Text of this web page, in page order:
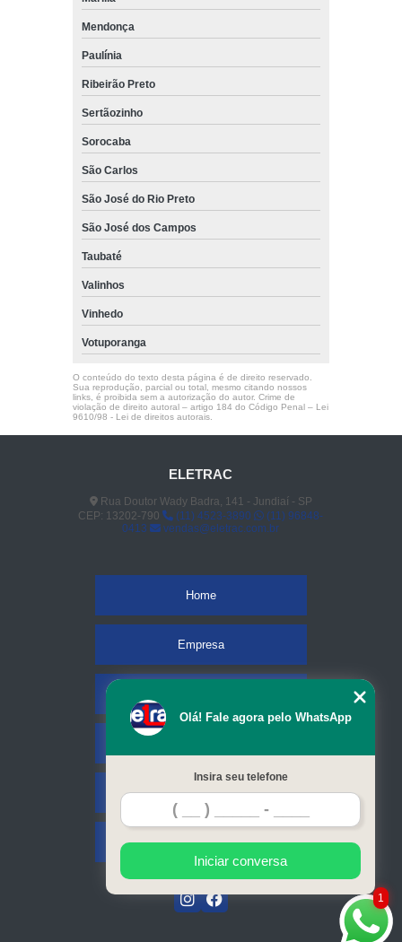
Mendonça
Paulínia
Ribeirão Preto
Sertãozinho
Sorocaba
São Carlos
São José do Rio Preto
São José dos Campos
Taubaté
Valinhos
Vinhedo
Votuporanga
O conteúdo do texto desta página é de direito reservado.
Sua reprodução, parcial ou total, mesmo citando nossos
links, é proibida sem a autorização do autor. Crime de
violação de direito autoral – artigo 184 do Código Penal – Lei
9610/98 - Lei de direitos autorais.
ELETRAC
Rua Doutor Wady Badra, 141 - Jundiaí - SP
CEP: 13202-790
(11) 4523-3890
(11) 96848-
0413
vendas@eletrac.com.br
Home
Empresa
Contato
Mapa do site
1
Olá! Fale agora pelo WhatsApp
Insira seu telefone
Iniciar conversa